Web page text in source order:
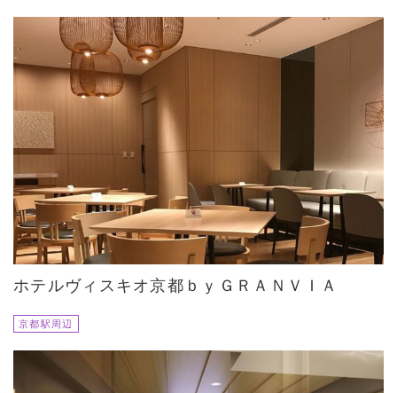
ホテルヴィスキオ京都ｂｙＧＲＡＮＶＩＡ
京都駅周辺